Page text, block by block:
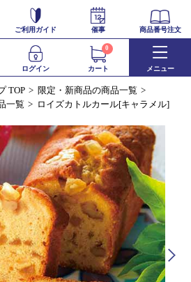
ご利用ガイド 催事 商品番号注文
ログイン カート
0
メニュー
TOP
限定・新商品の商品一覧
一覧
ロイズカトルカール[キャラメル]